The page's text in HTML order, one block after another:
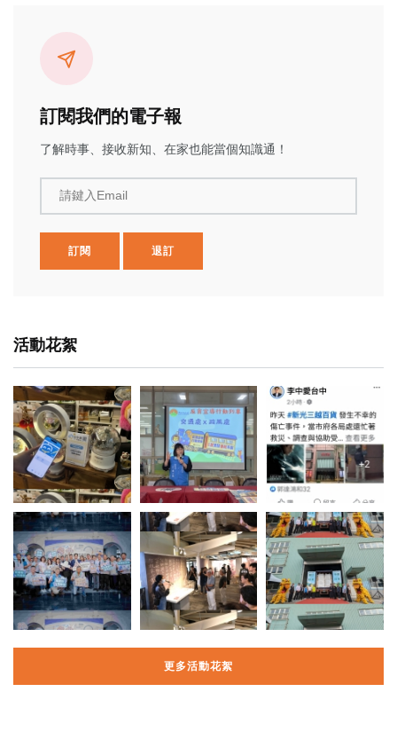
訂閱我們的電子報
了解時事、接收新知、在家也能當個知識通！
請鍵入Email
訂閱 退訂
活動花絮
更多活動花絮